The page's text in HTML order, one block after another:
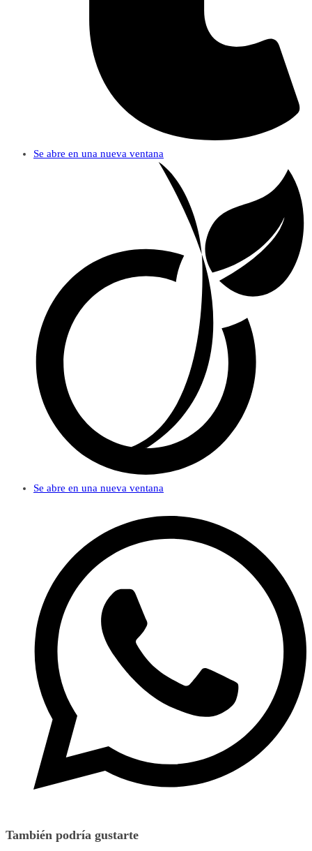
Se abre en una nueva ventana
Se abre en una nueva ventana
También podría gustarte